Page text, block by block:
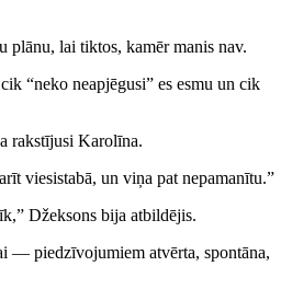
plānu, lai tiktos, kamēr manis nav.
“neko neapjēgusi” es esmu un cik
rakstījusi Karolīna.
viesistabā, un viņa pat nepamanītu.”
Džeksons bija atbildējis.
— piedzīvojumiem atvērta, spontāna,